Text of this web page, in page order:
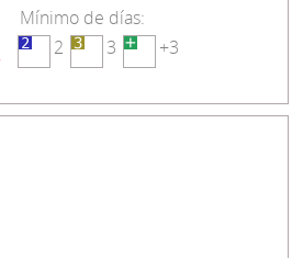
Mínimo de días:
2
3 +3